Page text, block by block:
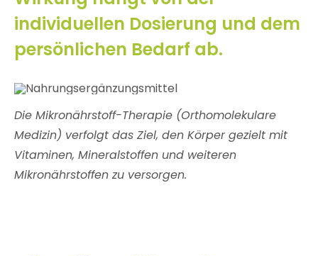
individuellen Dosierung und dem
persönlichen Bedarf ab.
Die Mikronährstoff-Therapie (Orthomolekulare
Medizin) verfolgt das Ziel, den Körper gezielt mit
Vitaminen, Mineralstoffen und weiteren
Mikronährstoffen zu versorgen.